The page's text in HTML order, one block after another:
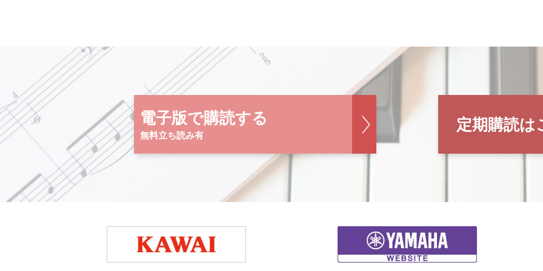
電子版で購読する
無料立ち読み有
定期購読は